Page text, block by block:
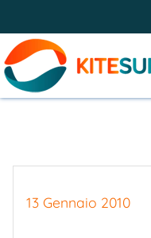
13 Gennaio 2010